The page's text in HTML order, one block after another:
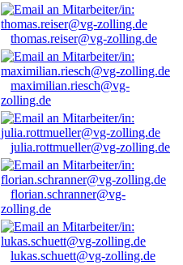
thomas.reiser@vg-zolling.de
maximilian.riesch@vg-
zolling.de
julia.rottmueller@vg-zolling.de
florian.schranner@vg-
zolling.de
lukas.schuett@vg-zolling.de